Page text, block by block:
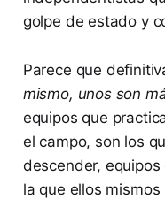
golpe de estado y
Parece que
mismo, unos son
equipos que
el campo, son los
descender,
la que ellos